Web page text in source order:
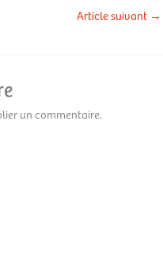
Article suivant →
un commentaire.